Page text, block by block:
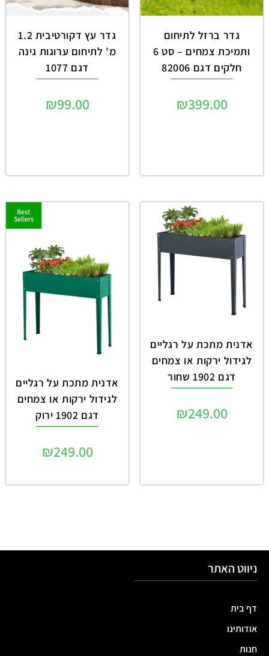
גדר ברזל לתיחום
ותמיכת צמחים – סט 6
חלקים דגם 82006
₪399.00
גדר עץ דקורטיבית 1.2
מ' לתיחום ערוגות גינה
דגם 1077
₪99.00
אדנית מתכת על רגליים
לגידול ירקות או צמחים
דגם 1902 שחור
₪249.00
Best
Sellers
אדנית מתכת על רגליים
לגידול ירקות או צמחים
דגם 1902 ירוק
₪249.00
ניווט האתר
דף בית
אודותינו
חנות